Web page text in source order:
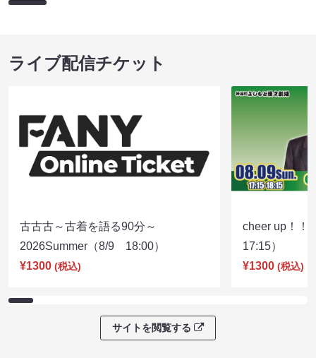
ライブ配信チケット
古古古～古着を語る90分～
2026Summer（8/9 18:00）
¥1300 (税込)
cheer up！
17:15）
¥1300 (税込)
サイトを閲覧する